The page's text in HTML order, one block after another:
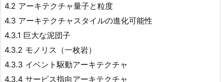
4.2 アーキテクチャ量子と粒度
4.3 アーキテクチャスタイルの進化可能性
4.3.1 巨大な泥団子
4.3.2 モノリス（一枚岩）
4.3.3 イベント駆動アーキテクチャ
4.3.4 サービス指向アーキテクチャ